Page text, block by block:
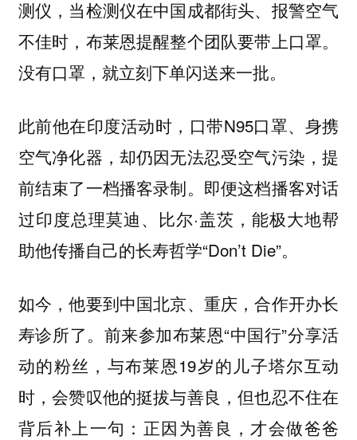
测仪，当检测仪在中国成都街头、报警空气
不佳时，布莱恩提醒整个团队要带上口罩。
没有口罩，就立刻下单闪送来一批。
此前他在印度活动时，口带N95口罩、身携
空气净化器，却仍因无法忍受空气污染，提
前结束了一档播客录制。即便这档播客对话
过印度总理莫迪、比尔·盖茨，能极大地帮
助他传播自己的长寿哲学“Don’t Die”。
如今，他要到中国北京、重庆，合作开办长
寿诊所了。 前来参加布莱恩“中国行”分享活
动的粉丝，与布莱恩19岁的儿子塔尔互动
时，会赞叹他的挺拔与善良，但也忍不住在
背后补上一句：正因为善良，才会做爸爸